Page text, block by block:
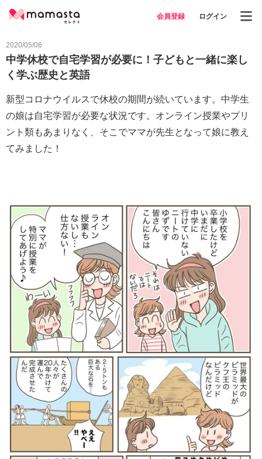
会員登録 ログイン
2020/05/06
中学休校で自宅学習が必要に！子どもと一緒に楽し
く学ぶ歴史と英語
新型コロナウイルスで休校の期間が続いています。中学生
の娘は自宅学習が必要な状況です。オンライン授業やプリ
ント類もあまりなく、そこでママが先生となって娘に教え
てみました！